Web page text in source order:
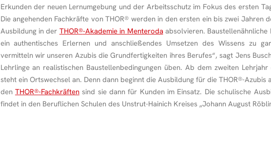
Erkunden der neuen Lernumgebung und der Arbeitsschutz im Fokus des ersten
Die angehenden Fachkräfte von THOR® werden in den ersten ein bis zwei Jahren
Ausbildung in der THOR®-Akademie in Menterodaabsolvieren. Baustellenähnliche
ein authentisches Erlernen und anschließendes Umsetzen des Wissens zu
vermitteln wir unseren Azubis die Grundfertigkeiten ihres Berufes“, sagt Jens
Lehrlinge an realistischen Baustellenbedingungen üben. Ab dem zweiten
steht ein Ortswechsel an. Denn dann beginnt die Ausbildung für die THOR®-Azubis
den THOR®-Fachkräftensind sie dann für Kunden im Einsatz. Die schulische
findet in den Beruflichen Schulen des Unstrut-Hainich Kreises „Johann August